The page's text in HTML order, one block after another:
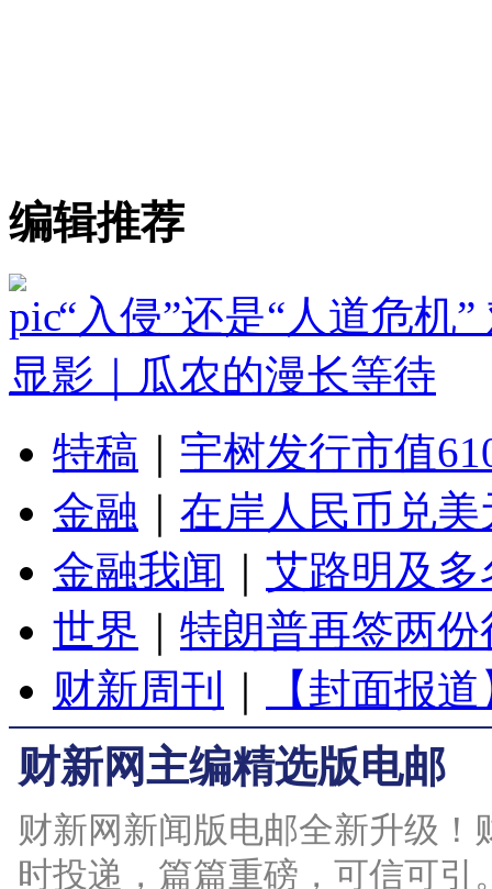
编辑推荐
“入侵”还是“人道危机
显影｜瓜农的漫长等待
特稿
宇树发行市值
金融
在岸人民币兑
金融我闻
艾路明及
世界
特朗普再签两
财新周刊
【封面报
财新网主编精选版电邮
财新网新闻版电邮全新升级
时投递，篇篇重磅，可信可引